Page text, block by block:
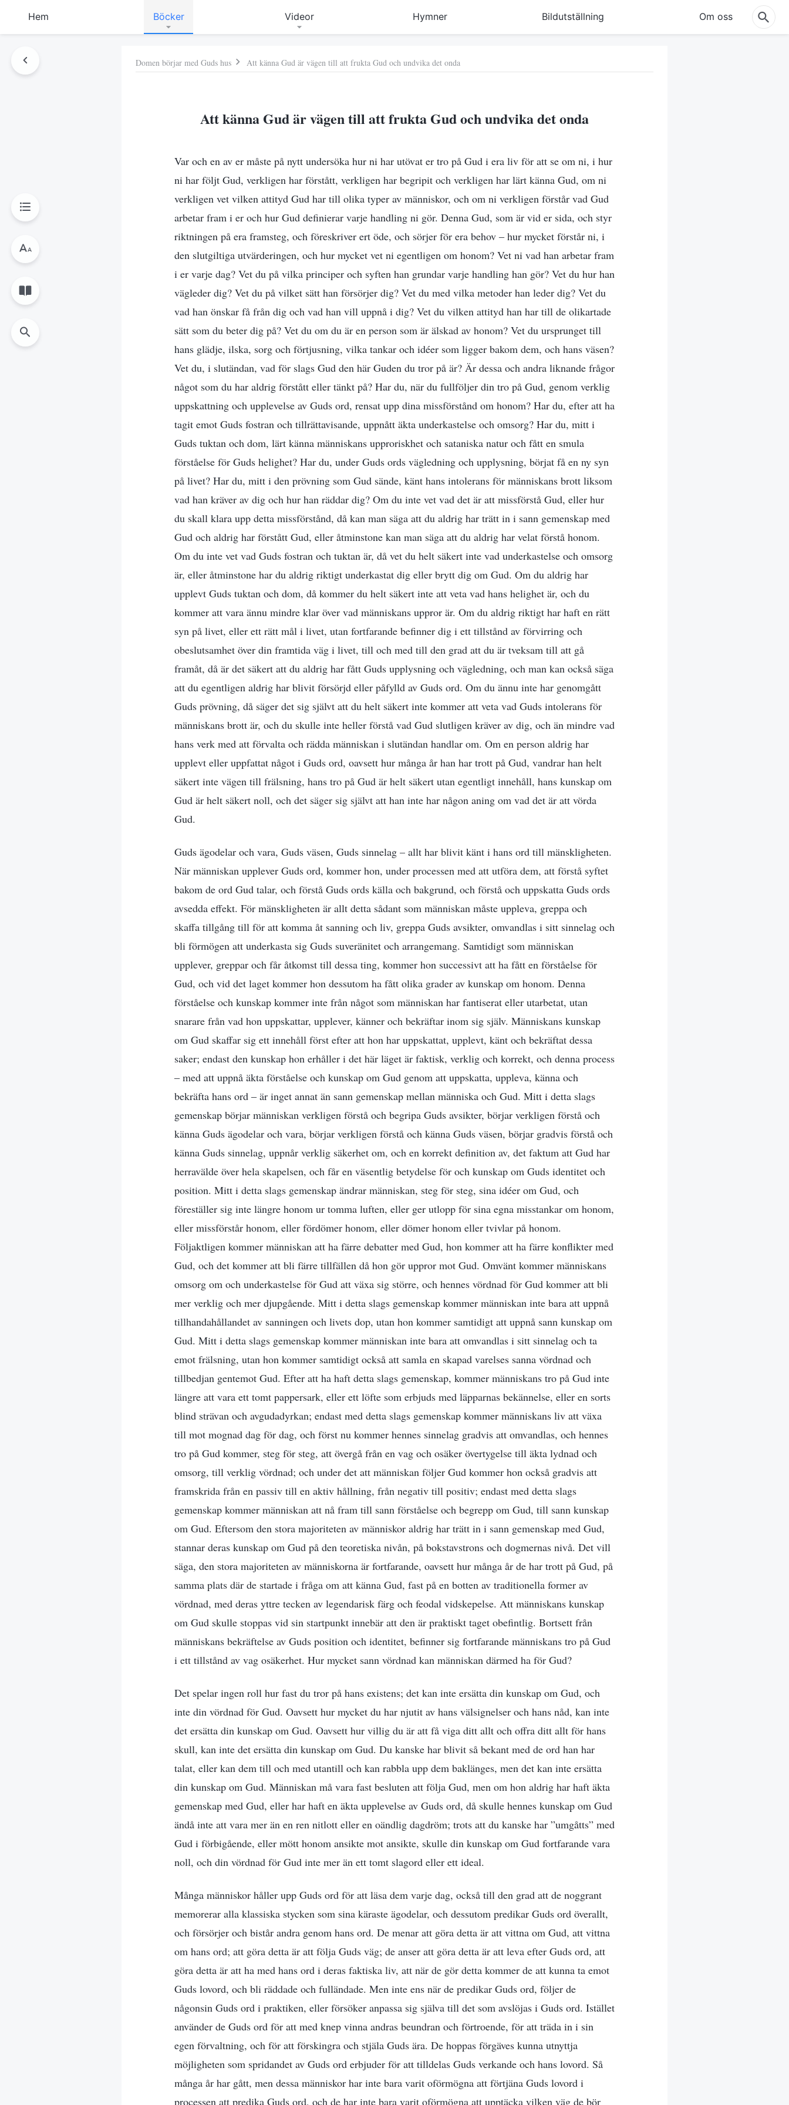
Hem Böcker Videor Hymner Bildutställning Om oss
Domen börjar med Guds hus Att känna Gud är vägen till att frukta Gud och undvika det onda
Att känna Gud är vägen till att frukta Gud och undvika det onda
Var och en av er måste på nytt undersöka hur ni har utövat er tro på Gud i era liv för att se om ni, i hur
ni har följt Gud, verkligen har förstått, verkligen har begripit och verkligen har lärt känna Gud, om ni
verkligen vet vilken attityd Gud har till olika typer av människor, och om ni verkligen förstår vad Gud
arbetar fram i er och hur Gud definierar varje handling ni gör. Denna Gud, som är vid er sida, och styr
riktningen på era framsteg, och föreskriver ert öde, och sörjer för era behov ‒ hur mycket förstår ni, i
den slutgiltiga utvärderingen, och hur mycket vet ni egentligen om honom? Vet ni vad han arbetar fram
i er varje dag? Vet du på vilka principer och syften han grundar varje handling han gör? Vet du hur han
vägleder dig? Vet du på vilket sätt han försörjer dig? Vet du med vilka metoder han leder dig? Vet du
vad han önskar få från dig och vad han vill uppnå i dig? Vet du vilken attityd han har till de olikartade
sätt som du beter dig på? Vet du om du är en person som är älskad av honom? Vet du ursprunget till
hans glädje, ilska, sorg och förtjusning, vilka tankar och idéer som ligger bakom dem, och hans väsen?
Vet du, i slutändan, vad för slags Gud den här Guden du tror på är? Är dessa och andra liknande frågor
något som du har aldrig förstått eller tänkt på? Har du, när du fullföljer din tro på Gud, genom verklig
uppskattning och upplevelse av Guds ord, rensat upp dina missförstånd om honom? Har du, efter att ha
tagit emot Guds fostran och tillrättavisande, uppnått äkta underkastelse och omsorg? Har du, mitt i
Guds tuktan och dom, lärt känna människans upproriskhet och sataniska natur och fått en smula
förståelse för Guds helighet? Har du, under Guds ords vägledning och upplysning, börjat få en ny syn
på livet? Har du, mitt i den prövning som Gud sände, känt hans intolerans för människans brott liksom
vad han kräver av dig och hur han räddar dig? Om du inte vet vad det är att missförstå Gud, eller hur
du skall klara upp detta missförstånd, då kan man säga att du aldrig har trätt in i sann gemenskap med
Gud och aldrig har förstått Gud, eller åtminstone kan man säga att du aldrig har velat förstå honom.
Om du inte vet vad Guds fostran och tuktan är, då vet du helt säkert inte vad underkastelse och omsorg
är, eller åtminstone har du aldrig riktigt underkastat dig eller brytt dig om Gud. Om du aldrig har
upplevt Guds tuktan och dom, då kommer du helt säkert inte att veta vad hans helighet är, och du
kommer att vara ännu mindre klar över vad människans uppror är. Om du aldrig riktigt har haft en rätt
syn på livet, eller ett rätt mål i livet, utan fortfarande befinner dig i ett tillstånd av förvirring och
obeslutsamhet över din framtida väg i livet, till och med till den grad att du är tveksam till att gå
framåt, då är det säkert att du aldrig har fått Guds upplysning och vägledning, och man kan också säga
att du egentligen aldrig har blivit försörjd eller påfylld av Guds ord. Om du ännu inte har genomgått
Guds prövning, då säger det sig självt att du helt säkert inte kommer att veta vad Guds intolerans för
människans brott är, och du skulle inte heller förstå vad Gud slutligen kräver av dig, och än mindre vad
hans verk med att förvalta och rädda människan i slutändan handlar om. Om en person aldrig har
upplevt eller uppfattat något i Guds ord, oavsett hur många år han har trott på Gud, vandrar han helt
säkert inte vägen till frälsning, hans tro på Gud är helt säkert utan egentligt innehåll, hans kunskap om
Gud är helt säkert noll, och det säger sig självt att han inte har någon aning om vad det är att vörda
Gud.
Guds ägodelar och vara, Guds väsen, Guds sinnelag – allt har blivit känt i hans ord till mänskligheten.
När människan upplever Guds ord, kommer hon, under processen med att utföra dem, att förstå syftet
bakom de ord Gud talar, och förstå Guds ords källa och bakgrund, och förstå och uppskatta Guds ords
avsedda effekt. För mänskligheten är allt detta sådant som människan måste uppleva, greppa och
skaffa tillgång till för att komma åt sanning och liv, greppa Guds avsikter, omvandlas i sitt sinnelag och
bli förmögen att underkasta sig Guds suveränitet och arrangemang. Samtidigt som människan
upplever, greppar och får åtkomst till dessa ting, kommer hon successivt att ha fått en förståelse för
Gud, och vid det laget kommer hon dessutom ha fått olika grader av kunskap om honom. Denna
förståelse och kunskap kommer inte från något som människan har fantiserat eller utarbetat, utan
snarare från vad hon uppskattar, upplever, känner och bekräftar inom sig själv. Människans kunskap
om Gud skaffar sig ett innehåll först efter att hon har uppskattat, upplevt, känt och bekräftat dessa
saker; endast den kunskap hon erhåller i det här läget är faktisk, verklig och korrekt, och denna process
‒ med att uppnå äkta förståelse och kunskap om Gud genom att uppskatta, uppleva, känna och
bekräfta hans ord ‒ är inget annat än sann gemenskap mellan människa och Gud. Mitt i detta slags
gemenskap börjar människan verkligen förstå och begripa Guds avsikter, börjar verkligen förstå och
känna Guds ägodelar och vara, börjar verkligen förstå och känna Guds väsen, börjar gradvis förstå och
känna Guds sinnelag, uppnår verklig säkerhet om, och en korrekt definition av, det faktum att Gud har
herravälde över hela skapelsen, och får en väsentlig betydelse för och kunskap om Guds identitet och
position. Mitt i detta slags gemenskap ändrar människan, steg för steg, sina idéer om Gud, och
föreställer sig inte längre honom ur tomma luften, eller ger utlopp för sina egna misstankar om honom,
eller missförstår honom, eller fördömer honom, eller dömer honom eller tvivlar på honom.
Följaktligen kommer människan att ha färre debatter med Gud, hon kommer att ha färre konflikter med
Gud, och det kommer att bli färre tillfällen då hon gör uppror mot Gud. Omvänt kommer människans
omsorg om och underkastelse för Gud att växa sig större, och hennes vördnad för Gud kommer att bli
mer verklig och mer djupgående. Mitt i detta slags gemenskap kommer människan inte bara att uppnå
tillhandahållandet av sanningen och livets dop, utan hon kommer samtidigt att uppnå sann kunskap om
Gud. Mitt i detta slags gemenskap kommer människan inte bara att omvandlas i sitt sinnelag och ta
emot frälsning, utan hon kommer samtidigt också att samla en skapad varelses sanna vördnad och
tillbedjan gentemot Gud. Efter att ha haft detta slags gemenskap, kommer människans tro på Gud inte
längre att vara ett tomt pappersark, eller ett löfte som erbjuds med läpparnas bekännelse, eller en sorts
blind strävan och avgudadyrkan; endast med detta slags gemenskap kommer människans liv att växa
till mot mognad dag för dag, och först nu kommer hennes sinnelag gradvis att omvandlas, och hennes
tro på Gud kommer, steg för steg, att övergå från en vag och osäker övertygelse till äkta lydnad och
omsorg, till verklig vördnad; och under det att människan följer Gud kommer hon också gradvis att
framskrida från en passiv till en aktiv hållning, från negativ till positiv; endast med detta slags
gemenskap kommer människan att nå fram till sann förståelse och begrepp om Gud, till sann kunskap
om Gud. Eftersom den stora majoriteten av människor aldrig har trätt in i sann gemenskap med Gud,
stannar deras kunskap om Gud på den teoretiska nivån, på bokstavstrons och dogmernas nivå. Det vill
säga, den stora majoriteten av människorna är fortfarande, oavsett hur många år de har trott på Gud, på
samma plats där de startade i fråga om att känna Gud, fast på en botten av traditionella former av
vördnad, med deras yttre tecken av legendarisk färg och feodal vidskepelse. Att människans kunskap
om Gud skulle stoppas vid sin startpunkt innebär att den är praktiskt taget obefintlig. Bortsett från
människans bekräftelse av Guds position och identitet, befinner sig fortfarande människans tro på Gud
i ett tillstånd av vag osäkerhet. Hur mycket sann vördnad kan människan därmed ha för Gud?
Det spelar ingen roll hur fast du tror på hans existens; det kan inte ersätta din kunskap om Gud, och
inte din vördnad för Gud. Oavsett hur mycket du har njutit av hans välsignelser och hans nåd, kan inte
det ersätta din kunskap om Gud. Oavsett hur villig du är att få viga ditt allt och offra ditt allt för hans
skull, kan inte det ersätta din kunskap om Gud. Du kanske har blivit så bekant med de ord han har
talat, eller kan dem till och med utantill och kan rabbla upp dem baklänges, men det kan inte ersätta
din kunskap om Gud. Människan må vara fast besluten att följa Gud, men om hon aldrig har haft äkta
gemenskap med Gud, eller har haft en äkta upplevelse av Guds ord, då skulle hennes kunskap om Gud
ändå inte att vara mer än en ren nitlott eller en oändlig dagdröm; trots att du kanske har ”umgåtts” med
Gud i förbigående, eller mött honom ansikte mot ansikte, skulle din kunskap om Gud fortfarande vara
noll, och din vördnad för Gud inte mer än ett tomt slagord eller ett ideal.
Många människor håller upp Guds ord för att läsa dem varje dag, också till den grad att de noggrant
memorerar alla klassiska stycken som sina käraste ägodelar, och dessutom predikar Guds ord överallt,
och försörjer och bistår andra genom hans ord. De menar att göra detta är att vittna om Gud, att vittna
om hans ord; att göra detta är att följa Guds väg; de anser att göra detta är att leva efter Guds ord, att
göra detta är att ha med hans ord i deras faktiska liv, att när de gör detta kommer de att kunna ta emot
Guds lovord, och bli räddade och fulländade. Men inte ens när de predikar Guds ord, följer de
någonsin Guds ord i praktiken, eller försöker anpassa sig själva till det som avslöjas i Guds ord. Istället
använder de Guds ord för att med knep vinna andras beundran och förtroende, för att träda in i sin
egen förvaltning, och för att förskingra och stjäla Guds ära. De hoppas förgäves kunna utnyttja
möjligheten som spridandet av Guds ord erbjuder för att tilldelas Guds verkande och hans lovord. Så
många år har gått, men dessa människor har inte bara varit oförmögna att förtjäna Guds lovord i
processen att predika Guds ord, och de har inte bara varit oförmögna att upptäcka vilken väg de bör